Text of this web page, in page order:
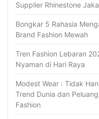
Supplier Rhinestone
Bongkar 5 Rahasia
Brand Fashion Mewah
Tren Fashion Lebaran
Nyaman di Hari Raya
Modest Wear : Tidak
Trend Dunia dan
Fashion